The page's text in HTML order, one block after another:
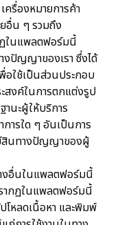
ครื่องหมายการค้า
อื่น ๆ รวมถึง
ในแพลตฟอร์มนี้
ปัญญาของเรา ซึ่งได้
อใช้เป็นส่วนประกอบ
งค์ในการตกแต่งรูป
นะผู้ให้บริการ
การใด ๆ อันเป็นการ
สินทางปัญญาของผู้
งอื่นในแพลตฟอร์มนี้
ากฏในแพลตฟอร์มนี้
โหลดเนื้อหา และพิมพ์